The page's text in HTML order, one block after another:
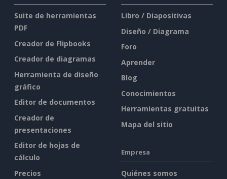
Suite de herramientas
PDF
Creador de Flipbooks
Creador de diagramas
Herramienta de diseño
gráfico
Editor de documentos
Creador de
presentaciones
Editor de hojas de
cálculo
Precios
Libro / Diapositivas
Diseño / Diagrama
Foro
Aprender
Blog
Conocimientos
Herramientas gratuitas
Mapa del sitio
Empresa
Quiénes somos